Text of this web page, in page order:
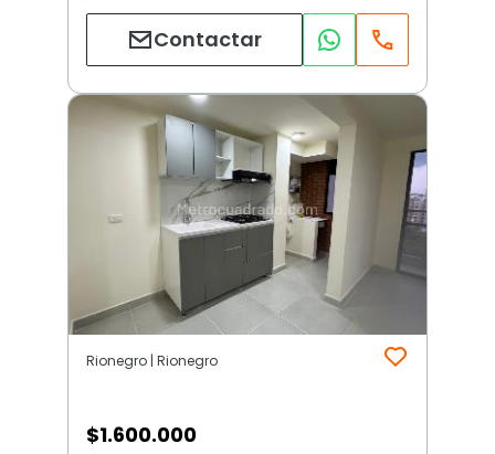
Contactar
Rionegro | Rionegro
$1.600.000